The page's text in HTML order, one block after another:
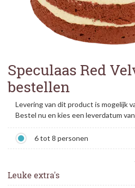
Speculaas Red
bestellen
Levering van dit product is mogelijk
Bestel nu en kies een leverdatum
6 tot 8 personen
Leuke extra's